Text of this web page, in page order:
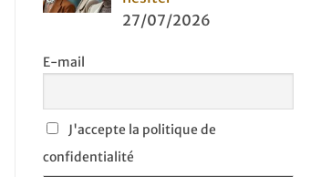
27/07/2026
E-mail
J'accepte la politique de
confidentialité